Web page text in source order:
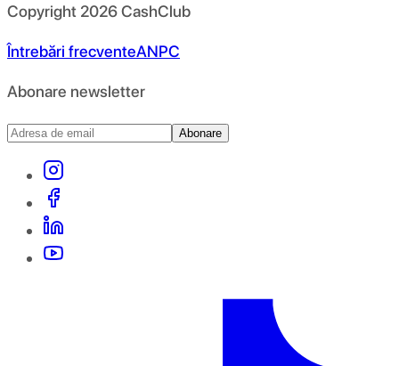
Copyright 2026CashClub
Întrebări frecventeANPC
Abonare newsletter
Abonare